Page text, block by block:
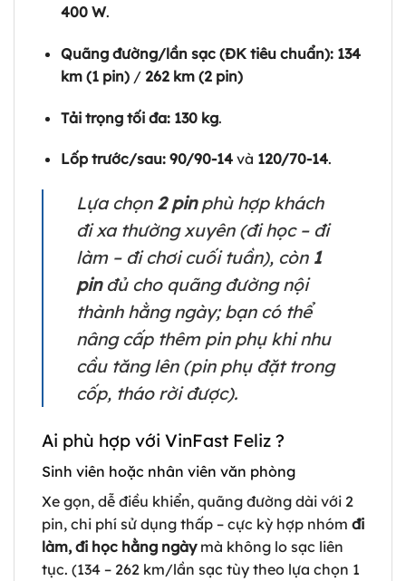
400 W.
Quãng đường/lần sạc (ĐK tiêu chuẩn): 134
km (1 pin)/ 262 km (2 pin)
Tải trọng tối đa: 130 kg.
Lốp trước/sau: 90/90-14và 120/70-14.
Lựa chọn 2 pinphù hợp khách
đi xa thường xuyên (đi học – đi
làm – đi chơi cuối tuần), còn 1
pinđủ cho quãng đường nội
thành hằng ngày; bạn có thể
nâng cấp thêm pin phụ khi nhu
cầu tăng lên (pin phụ đặt trong
cốp, tháo rời được).
Ai phù hợp với VinFast Feliz ?
Sinh viên hoặc nhân viên văn phòng
Xe gọn, dễ điều khiển, quãng đường dài với 2
pin, chi phí sử dụng thấp – cực kỳ hợp nhóm đi
làm, đi học hằng ngàymà không lo sạc liên
tục. (134 – 262 km/lần sạc tùy theo lựa chọn 1